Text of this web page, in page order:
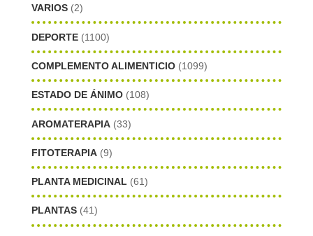
VARIOS (2)
DEPORTE (1100)
COMPLEMENTO ALIMENTICIO (1099)
ESTADO DE ÁNIMO (108)
AROMATERAPIA (33)
FITOTERAPIA (9)
PLANTA MEDICINAL (61)
PLANTAS (41)